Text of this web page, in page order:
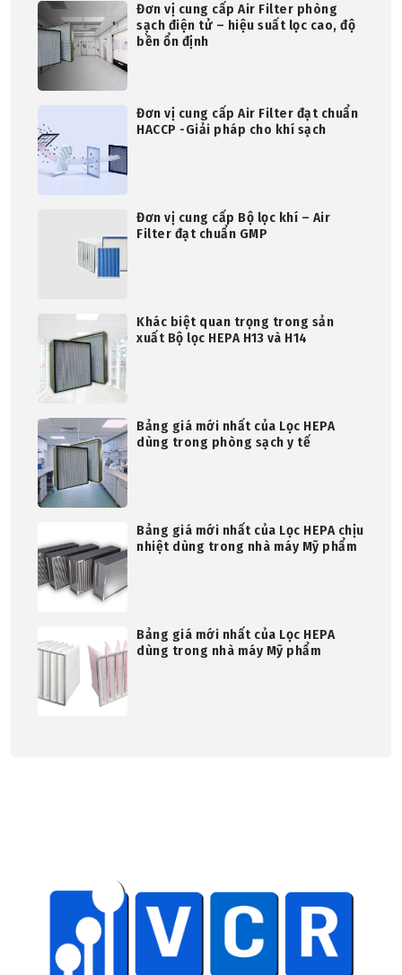
Đơn vị cung cấp Air Filter phòng
sạch điện tử – hiệu suất lọc cao, độ
bền ổn định
Đơn vị cung cấp Air Filter đạt chuẩn
HACCP -Giải pháp cho khí sạch
Đơn vị cung cấp Bộ lọc khí – Air
Filter đạt chuẩn GMP
Khác biệt quan trọng trong sản
xuất Bộ lọc HEPA H13 và H14
Bảng giá mới nhất của Lọc HEPA
dùng trong phòng sạch y tế
Bảng giá mới nhất của Lọc HEPA chịu
nhiệt dùng trong nhà máy Mỹ phẩm
Bảng giá mới nhất của Lọc HEPA
dùng trong nhà máy Mỹ phẩm